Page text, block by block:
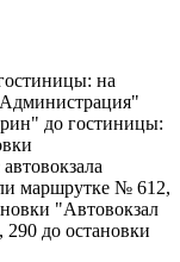
на
до гостиницы:
маршрутке № 612,
"Автовокзал
до остановки